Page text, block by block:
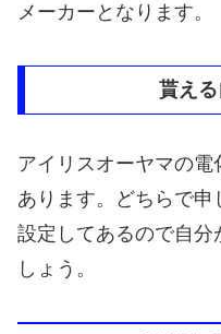
メーカーとなります。
貰え
アイリスオーヤマの
あります。どちらで
設定してあるので自分
しょう。